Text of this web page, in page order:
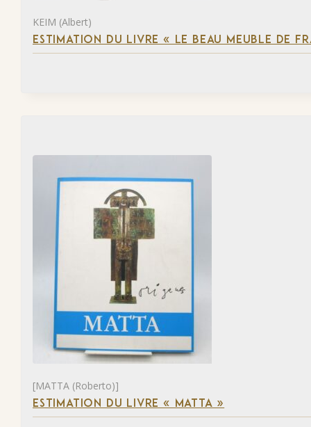
KEIM (Albert)
ESTIMATION DU LIVRE « LE BEAU MEUBLE DE
[MATTA (Roberto)]
ESTIMATION DU LIVRE « MATTA »